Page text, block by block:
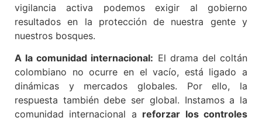
vigilancia activa podemos exigir al gobierno
resultados en la protección de nuestra gente y
nuestros bosques.
A la comunidad internacional: El drama del coltán
colombiano no ocurre en el vacío, está ligado a
dinámicas y mercados globales. Por ello, la
respuesta también debe ser global. Instamos a la
comunidad internacional a reforzar los controles